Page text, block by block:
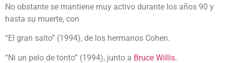
No obstante se mantiene muy activo durante los años 90 y
hasta su muerte, con
“El gran salto” (1994), de los hermanos Cohen.
“Ni un pelo de tonto” (1994), junto a Bruce Willis.